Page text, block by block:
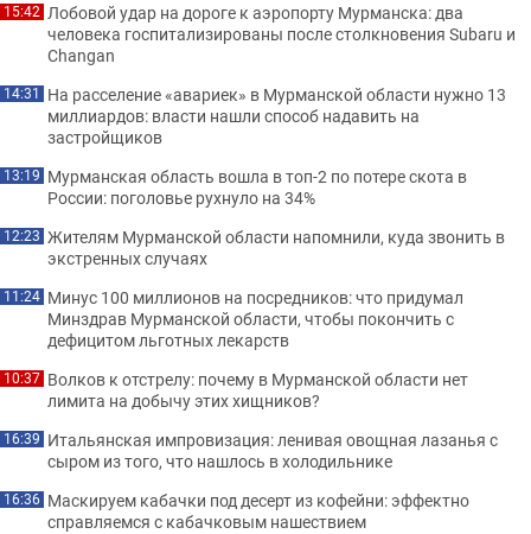
15:42 Лобовой удар на дороге к аэропорту Мурманска: два
человека госпитализированы после столкновения Subaru и
Changan
14:31 На расселение «авариек» в Мурманской области нужно 13
миллиардов: власти нашли способ надавить на
застройщиков
13:19 Мурманская область вошла в топ-2 по потере скота в
России: поголовье рухнуло на 34%
12:23 Жителям Мурманской области напомнили, куда звонить в
экстренных случаях
11:24 Минус 100 миллионов на посредников: что придумал
Минздрав Мурманской области, чтобы покончить с
дефицитом льготных лекарств
10:37 Волков к отстрелу: почему в Мурманской области нет
лимита на добычу этих хищников?
16:39 Итальянская импровизация: ленивая овощная лазанья с
сыром из того, что нашлось в холодильнике
16:36 Маскируем кабачки под десерт из кофейни: эффектно
справляемся с кабачковым нашествием